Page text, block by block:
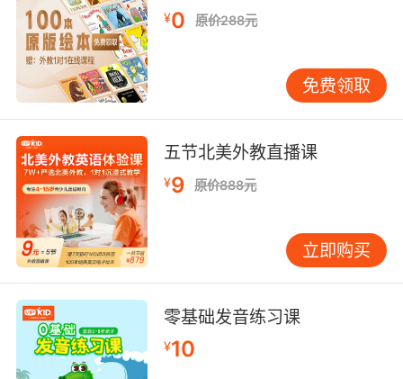
¥0 原价288元
免费领取
五节北美外教直播课
¥9 原价888元
立即购买
零基础发音练习课
¥10